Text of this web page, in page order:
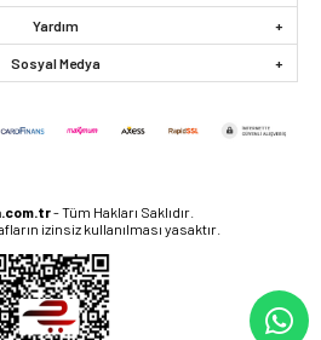
Yardım
Sosyal Medya
- Tüm Hakları Saklıdır.
izinsiz kullanılması yasaktır.